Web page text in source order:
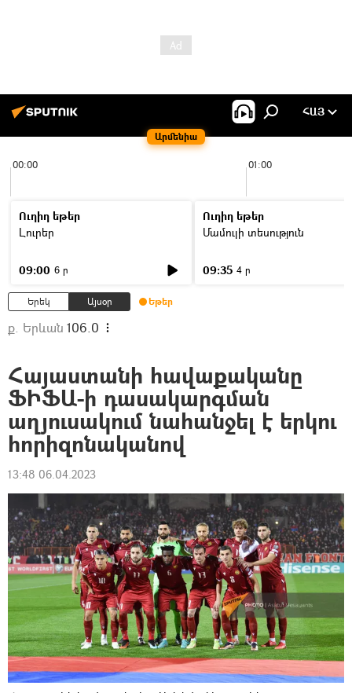
Արմենիա
ՀԱՅ
00:00 01:00
Ուղիղ եթեր
Լուրեր
09:00 6 ր
Ուղիղ եթեր
Մամուլի տեսություն
09:35 4 ր
Երեկ Այսօր Եթեր
ք. Երևան 106.0
Հայաստանի հավաքականը
ՖԻՖԱ-ի դասակարգման
աղյուսակում նահանջել է երկու
հորիզոնականով
13:48 06.04.2023